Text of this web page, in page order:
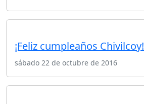
¡Feliz cumpleaños Chivilcoy!
sábado 22 de octubre de 2016